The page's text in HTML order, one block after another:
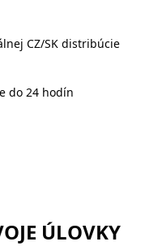
CZ/SK distribúcie
do 24 hodín
ÚLOVKY